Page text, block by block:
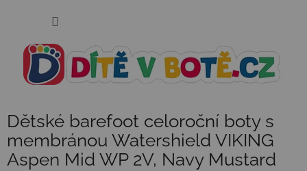
Dětské barefoot celoroční boty s
membránou Watershield VIKING
Aspen Mid WP 2V, Navy Mustard